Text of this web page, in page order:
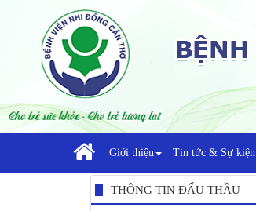
Giới thiệu Tin tức & Sự kiện
THÔNG TIN ĐẤU THẦU